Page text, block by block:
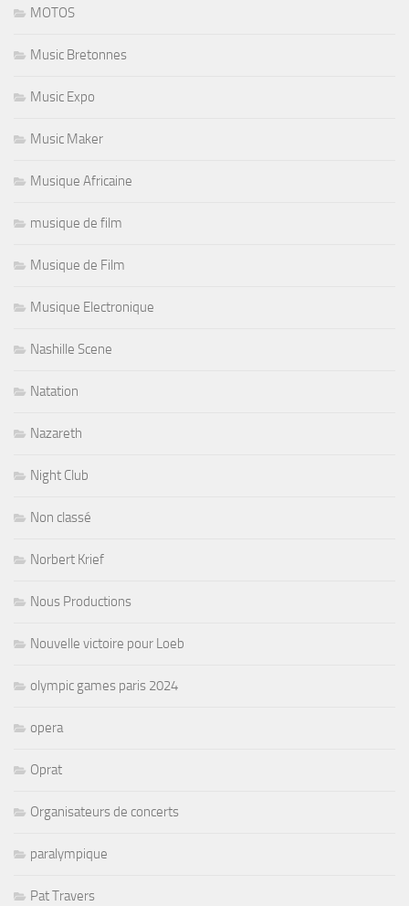
MOTOS
Music Bretonnes
Music Expo
Music Maker
Musique Africaine
musique de film
Musique de Film
Musique Electronique
Nashille Scene
Natation
Nazareth
Night Club
Non classé
Norbert Krief
Nous Productions
Nouvelle victoire pour Loeb
olympic games paris 2024
opera
Oprat
Organisateurs de concerts
paralympique
Pat Travers